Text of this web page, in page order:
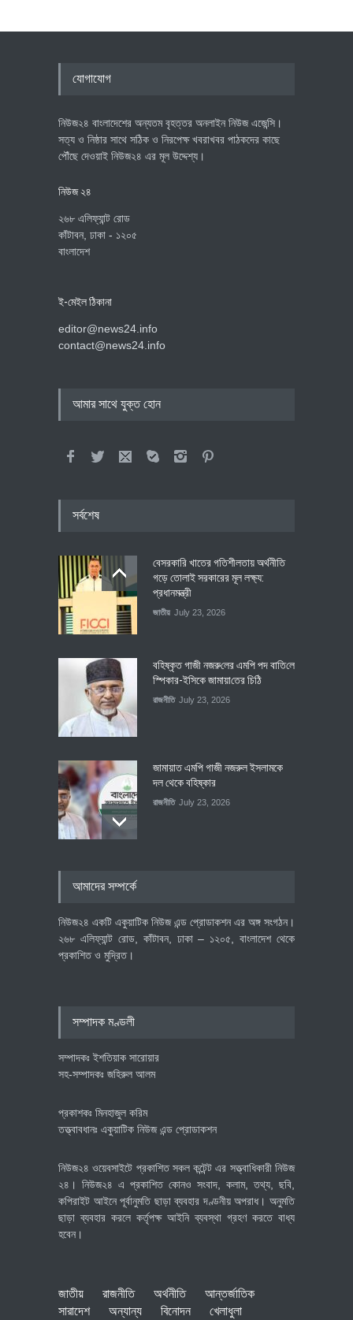
যোগাযোগ
নিউজ২৪ বাংলাদেশের অন্যতম বৃহত্তর অনলাইন নিউজ এজেন্সি।
সত্য ও নিষ্ঠার সাথে সঠিক ও নিরপেক্ষ খবরাখবর পাঠকদের কাছে
পৌঁছে দেওয়াই নিউজ২৪ এর মূল উদ্দেশ্য।
নিউজ ২৪
২৬৮ এলিফ্যান্ট রোড
কাঁটাবন, ঢাকা - ১২০৫
বাংলাদেশ
ই-মেইল ঠিকানা
editor@news24.info
contact@news24.info
আমার সাথে যুক্ত হোন
সর্বশেষ
বেসরকারি খাতের গতিশীলতায় অর্থনীতি
গড়ে তোলাই সরকারের মূল লক্ষ্য:
প্রধানমন্ত্রী
জাতীয় July 23, 2026
বহিষ্কৃত গাজী নজরু‌লের এম‌পি পদ বা‌তি‌লে
স্পিকার-ইসিকে জামায়া‌তের চি‌ঠি
রাজনীতি July 23, 2026
জামায়াত এমপি গাজী নজরুল ইসলামকে
দল থেকে বহিষ্কার
রাজনীতি July 23, 2026
আমাদের সম্পর্কে
নিউজ২৪ একটি একুয়াটিক নিউজ এন্ড প্রোডাকশন এর অঙ্গ সংগঠন।
২৬৮ এলিফ্যান্ট রোড, কাঁটাবন, ঢাকা – ১২০৫, বাংলাদেশ থেকে
প্রকাশিত ও মুদ্রিত।
সম্পাদক মণ্ডলী
সম্পাদকঃ ইশতিয়াক সারোয়ার
সহ-সম্পাদকঃ জহিরুল আলম
প্রকাশকঃ মিনহাজুল করিম
তত্ত্বাবধানঃ একুয়াটিক নিউজ এন্ড প্রোডাকশন
নিউজ২৪ ওয়েবসাইটে প্রকাশিত সকল কন্টেন্ট এর সত্ত্বাধিকারী নিউজ
২৪। নিউজ২৪ এ প্রকাশিত কোনও সংবাদ, কলাম, তথ্য, ছবি,
কপিরাইট আইনে পূর্বানুমতি ছাড়া ব্যবহার দণ্ডনীয় অপরাধ। অনুমতি
ছাড়া ব্যবহার করলে কর্তৃপক্ষ আইনি ব্যবস্থা গ্রহণ করতে বাধ্য
হবেন।
জাতীয় রাজনীতি অর্থনীতি
আন্তর্জাতিক
সারাদেশ
অন্যান্য বিনোদন খেলাধুলা